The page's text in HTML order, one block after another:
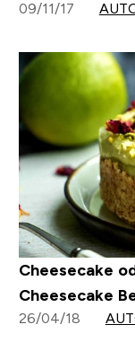
09/11/17
Cheesecake
Cheesecake
26/04/18